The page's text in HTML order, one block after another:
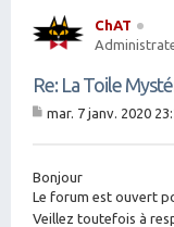
ChAT
Re: La Toile
g
e
mar. 7 janv. 2020
Bonjour
Le forum est ouvert
Veillez toutefois à